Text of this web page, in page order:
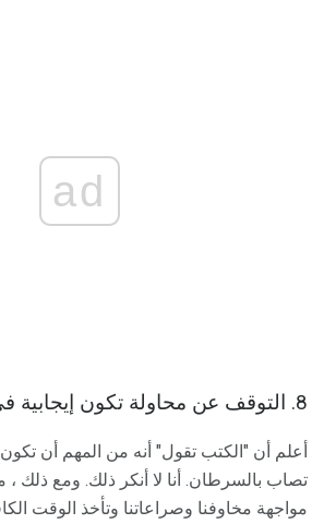
ad
8. التوقف عن محاولة تكون إيجابية في كل وقت
أعلم أن "الكتب تقول" أنه من المهم أن تكون
تصاب بالسرطان. أنا لا أنكر ذلك. ومع ذلك ،
مواجهة مخاوفنا وصراعاتنا وتأخذ الوقت